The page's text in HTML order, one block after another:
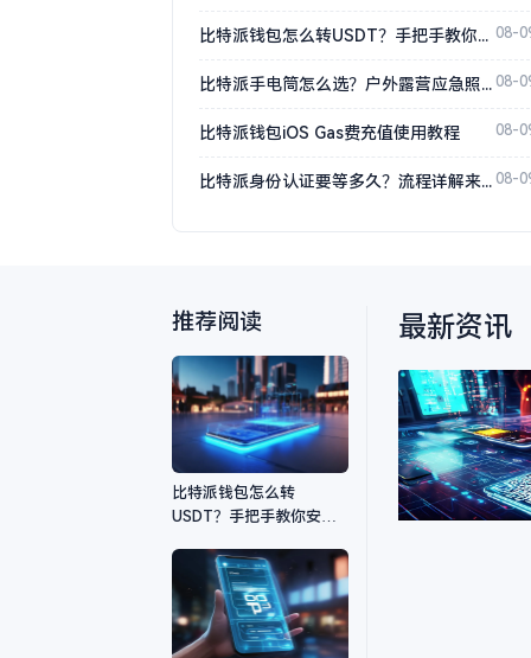
比特派钱包怎么转USDT？手把手教你安全转账 08-
比特派手电筒怎么选？户外露营应急照明全攻略 08-
比特派钱包iOS Gas费充值使用教程 08-
比特派身份认证要等多久？流程详解来了 08-
推荐阅读
比特派钱包怎么转
USDT？手把手教你安全
最新资讯